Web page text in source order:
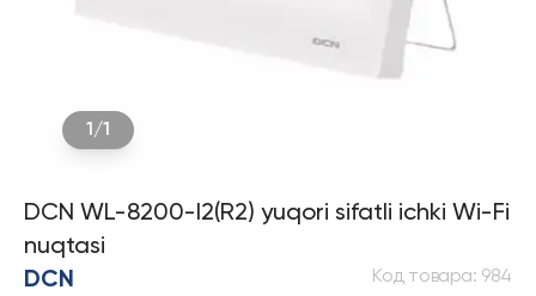
1 /1
DCN WL-8200-I2(R2) yuqori sifatli ichki Wi-Fi
nuqtasi
DCN
Код товара: 984